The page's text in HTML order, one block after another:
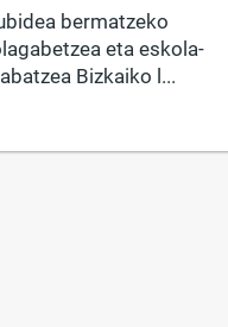
bermatzeko
eta eskola-
Bizkaiko l...